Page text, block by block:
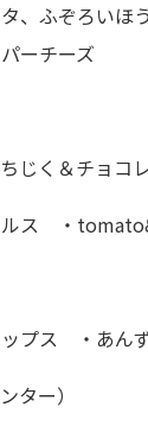
、ふぞろい
ーチーズ
じく＆チョコ
ルス ・
プス ・あ
ター）